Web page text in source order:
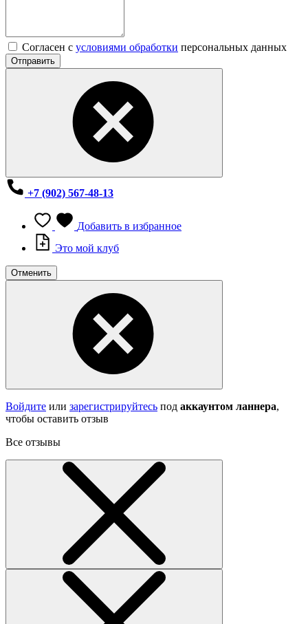
Согласен с условиями обработки персональных данных
Отправить
+7 (902) 567-48-13
Добавить в избранное
Это мой клуб
Отменить
Войдите или зарегистрируйтесь под аккаунтом ланнера,
чтобы оставить отзыв
Все отзывы